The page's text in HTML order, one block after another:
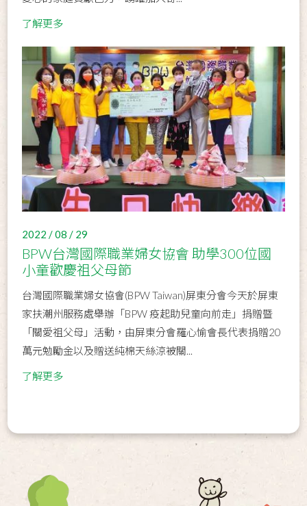
了解更多
2022 / 08 / 29
BPW台灣國際職業婦女協會 助學300位國
小童歡慶祖父母節
台灣國際職業婦女協會(BPW Taiwan)屏東分會今天於屏東
家扶潮州服務處舉辦「BPW 疫起助兒童向前走」捐贈暨
「關愛祖父母」活動，由屏東分會羅心愉會長代表捐贈20
萬元勉勵金以及贈送純棉天絲涼被關...
了解更多